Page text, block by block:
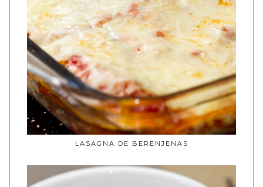
LASAGNA DE BERENJENAS